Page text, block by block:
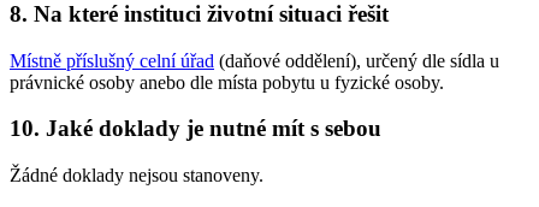
8. Na které instituci životní situaci řešit
Místně příslušný celní úřad (daňové oddělení), určený dle sídla u
právnické osoby anebo dle místa pobytu u fyzické osoby.
10. Jaké doklady je nutné mít s sebou
Žádné doklady nejsou stanoveny.